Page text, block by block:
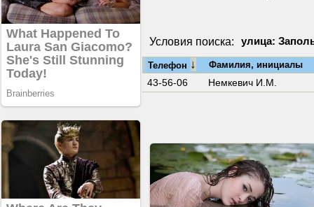
Условия поиска: улица:
Телефон ↓ Фамилия, инициалы
43-56-06 Немкевич И.М.